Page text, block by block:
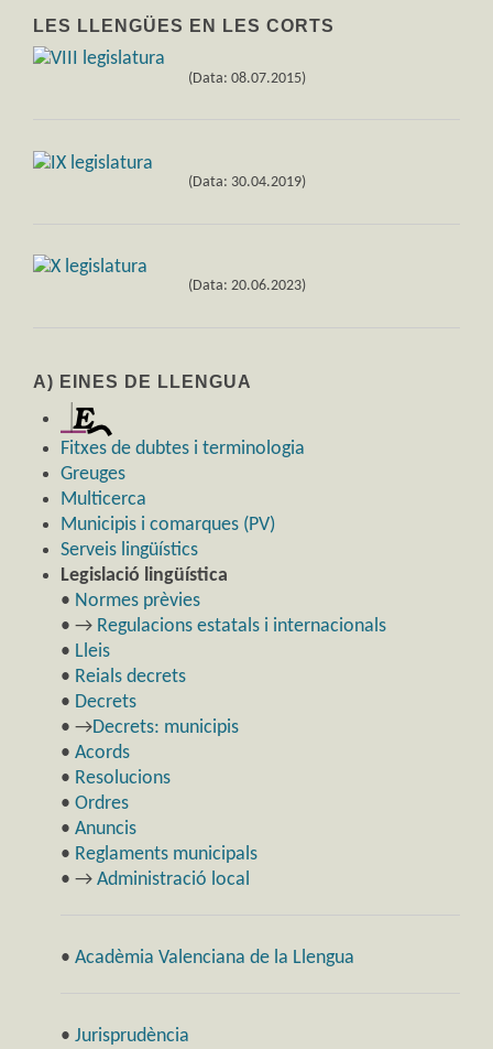
LES LLENGÜES EN LES CORTS
(Data: 08.07.2015)
(Data: 30.04.2019)
(Data: 20.06.2023)
A) EINES DE LLENGUA
Fitxes de dubtes i terminologia
Greuges
Multicerca
Municipis i comarques (PV)
Serveis lingüístics
Legislació lingüística
• Normes prèvies
• → Regulacions estatals i internacionals
• Lleis
• Reials decrets
• Decrets
• →Decrets: municipis
• Acords
• Resolucions
• Ordres
• Anuncis
• Reglaments municipals
• → Administració local
• Acadèmia Valenciana de la Llengua
• Jurisprudència